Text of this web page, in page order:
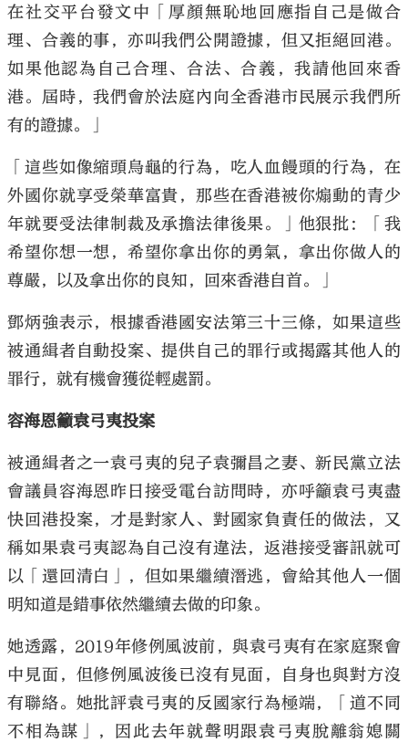
在社交平台發文中「厚顏無恥地回應指自己是做合
理、合義的事，亦叫我們公開證據，但又拒絕回港。
如果他認為自己合理、合法、合義，我請他回來香
港。屆時，我們會於法庭內向全香港市民展示我們所
有的證據。」
「這些如像縮頭烏龜的行為，吃人血饅頭的行為，在
外國你就享受榮華富貴，那些在香港被你煽動的青少
年就要受法律制裁及承擔法律後果。」他狠批：「我
希望你想一想，希望你拿出你的勇氣，拿出你做人的
尊嚴，以及拿出你的良知，回來香港自首。」
鄧炳強表示，根據香港國安法第三十三條，如果這些
被通緝者自動投案、提供自己的罪行或揭露其他人的
罪行，就有機會獲從輕處罰。
容海恩籲袁弓夷投案
被通緝者之一袁弓夷的兒子袁彌昌之妻、新民黨立法
會議員容海恩昨日接受電台訪問時，亦呼籲袁弓夷盡
快回港投案，才是對家人、對國家負責任的做法，又
稱如果袁弓夷認為自己沒有違法，返港接受審訊就可
以「還回清白」，但如果繼續潛逃，會給其他人一個
明知道是錯事依然繼續去做的印象。
她透露，2019年修例風波前，與袁弓夷有在家庭聚會
中見面，但修例風波後已沒有見面，自身也與對方沒
有聯絡。她批評袁弓夷的反國家行為極端，「道不同
不相為謀」，因此去年就聲明跟袁弓夷脫離翁媳關